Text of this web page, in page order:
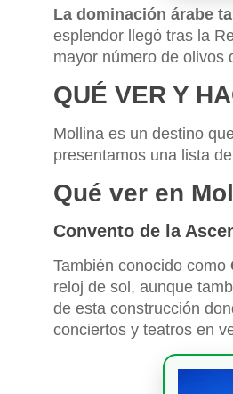
La dominación árabe
esplendor llegó tras la
mayor número de olivos
QUÉ VER Y
Mollina es un destino
presentamos una lista
Qué ver en
Convento de la
También conocido como
reloj de sol, aunque
de esta construcción
conciertos y teatros en